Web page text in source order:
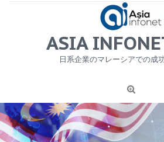
MENU
ニュース
労務サービス
ASIA
日系企業のマレーシアでの成